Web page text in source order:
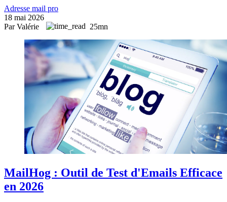
Adresse mail pro
18 mai 2026
Par Valérie
25mn
MailHog : Outil de Test d'Emails Efficace
en 2026